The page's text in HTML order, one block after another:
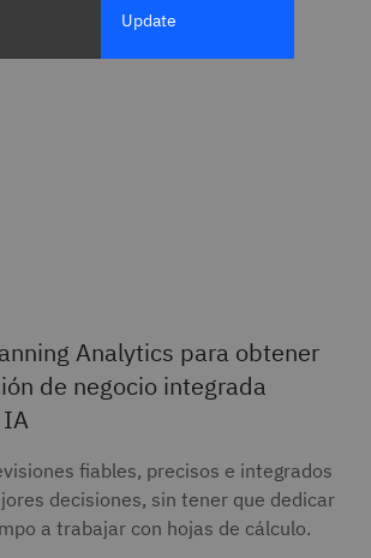
de producto
Analytics para obtener
de negocio integrada
fiables, precisos e integrados
decisiones, sin tener que dedicar
a trabajar con hojas de cálculo.
Update